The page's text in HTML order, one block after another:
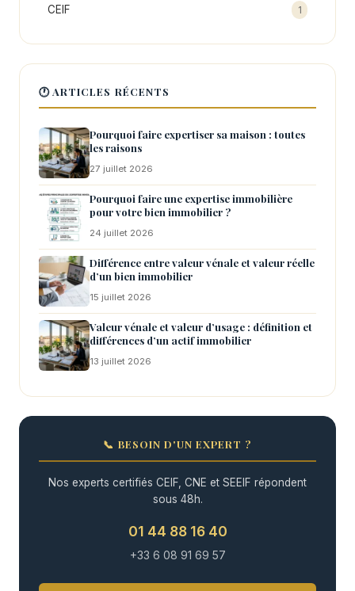
CEIF 1
🕐 ARTICLES RÉCENTS
Pourquoi faire expertiser sa maison : toutes
les raisons
27 juillet 2026
Pourquoi faire une expertise immobilière
pour votre bien immobilier ?
24 juillet 2026
Différence entre valeur vénale et valeur réelle
d’un bien immobilier
15 juillet 2026
Valeur vénale et valeur d’usage : définition et
différences d’un actif immobilier
13 juillet 2026
📞 BESOIN D'UN EXPERT ?
Nos experts certifiés CEIF, CNE et SEEIF répondent
sous 48h.
01 44 88 16 40
+33 6 08 91 69 57